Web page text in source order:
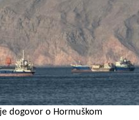
dogovor o Hormuškom